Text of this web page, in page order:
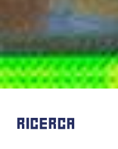
RICERCA